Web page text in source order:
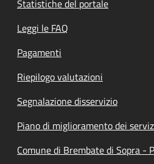
Statistiche del portale
Leggi le FAQ
Pagamenti
Riepilogo valutazioni
Segnalazione disservizio
Piano di miglioramento dei
Comune di Brembate di Sopra -